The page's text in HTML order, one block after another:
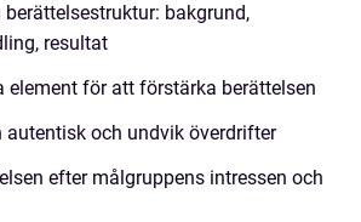
bakgrund,
resultat
element för att förstärka berättelsen
autentisk och undvik överdrifter
efter målgruppens intressen och